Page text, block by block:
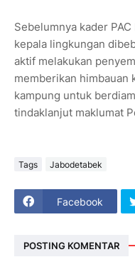
Sebelumnya kader
kepala lingkungan
aktif melakukan
memberikan himbauan
kampung untuk
tindaklanjut maklumat
Tags Jabodetabek
Facebook
POSTING KOMENTAR